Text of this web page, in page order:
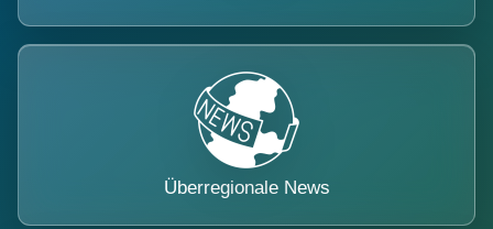
Überregionale News